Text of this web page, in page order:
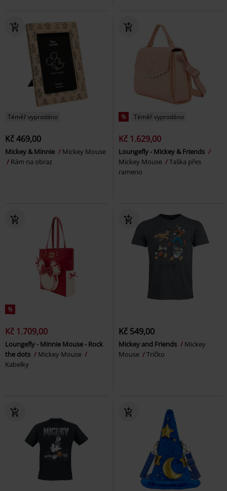
Téměř vyprodáno
Kč 469,00
Mickey & Minnie
Mickey Mouse
Rám na obraz
% Téměř vyprodáno
Kč 1.629,00
Loungefly - Mickey & Friends
Mickey Mouse
Taška přes
rameno
%
Kč 1.709,00
Loungefly - Minnie Mouse - Rock
the dots
Mickey Mouse
Kabelky
Kč 549,00
Mickey and Friends
Mickey
Mouse
Tričko